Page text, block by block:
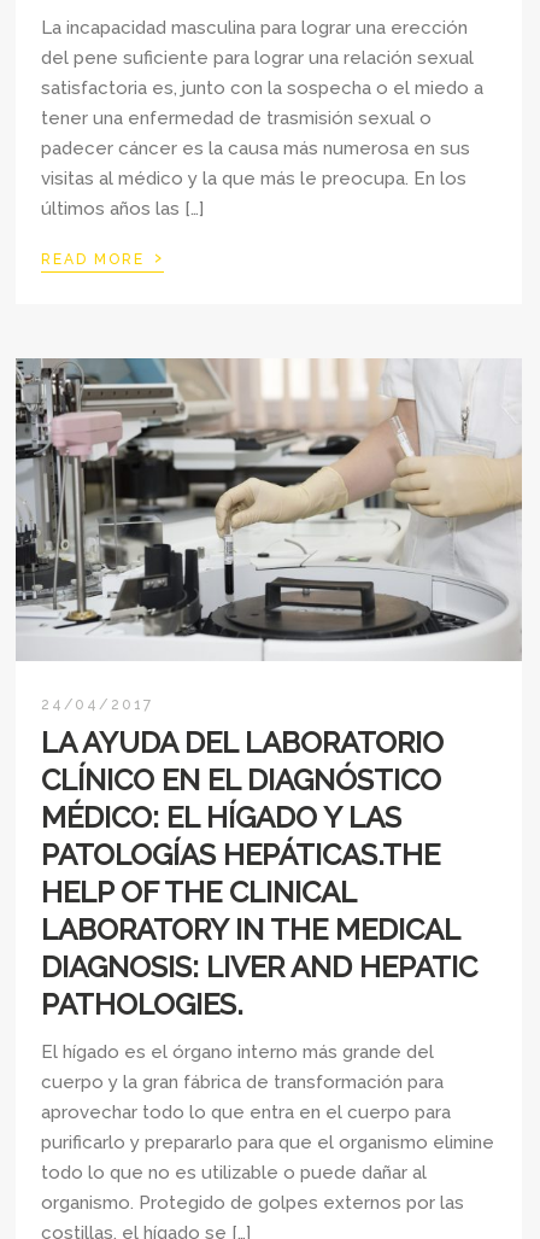
La incapacidad masculina para lograr una erección
del pene suficiente para lograr una relación sexual
satisfactoria es, junto con la sospecha o el miedo a
tener una enfermedad de trasmisión sexual o
padecer cáncer es la causa más numerosa en sus
visitas al médico y la que más le preocupa. En los
últimos años las […]
READ MORE ›
24/04/2017
LA AYUDA DEL LABORATORIO
CLÍNICO EN EL DIAGNÓSTICO
MÉDICO: EL HÍGADO Y LAS
PATOLOGÍAS HEPÁTICAS.THE
HELP OF THE CLINICAL
LABORATORY IN THE MEDICAL
DIAGNOSIS: LIVER AND HEPATIC
PATHOLOGIES.
El hígado es el órgano interno más grande del
cuerpo y la gran fábrica de transformación para
aprovechar todo lo que entra en el cuerpo para
purificarlo y prepararlo para que el organismo elimine
todo lo que no es utilizable o puede dañar al
organismo. Protegido de golpes externos por las
costillas, el hígado se […]